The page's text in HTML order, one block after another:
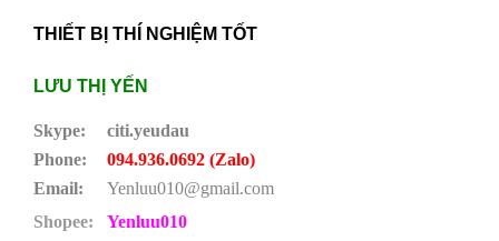
THIẾT BỊ THÍ NGHIỆM TỐT
LƯU THỊ YẾN
Skype:
citi.yeudau
Phone:
094.936.0692 (Zalo)
Email:
Yenluu010@gmail.com
Shopee:
Yenluu010